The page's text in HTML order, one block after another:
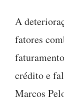
A
fatores
crédito e
Marcos